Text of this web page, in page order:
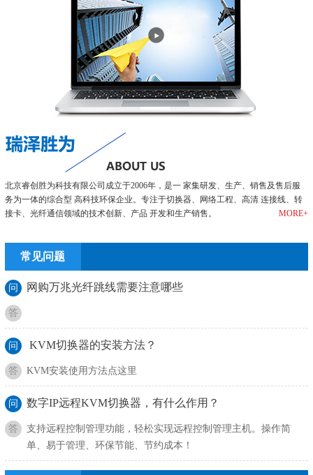
北京睿创胜为科技有限公司成立于2006年，是一 家集研发、生产、销售及售后服
务为一体的综合型 高科技环保企业。专注于切换器、网络工程、高清 连接线、转
接卡、光纤通信领域的技术创新、产品 开发和生产销售。
MORE+
常见问题
问 网购万兆光纤跳线需要注意哪些
答
问 KVM切换器的安装方法？
答 KVM安装使用方法点这里
问 数字IP远程KVM切换器，有什么作用？
答
支持远程控制管理功能，轻松实现远程控制管理主机。操作简
单、易于管理、环保节能、节约成本！